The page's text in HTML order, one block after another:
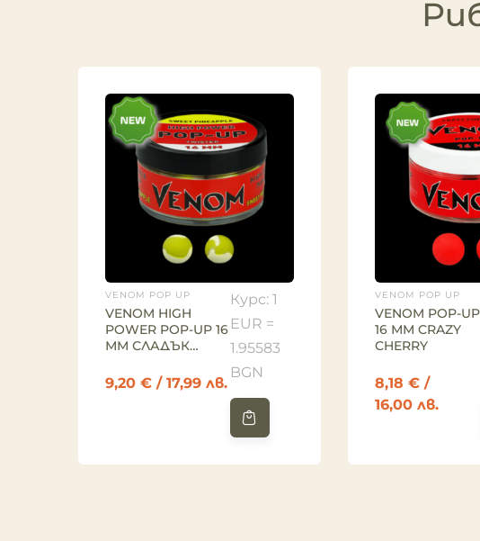
VENOM POP UP
VENOM HIGH
POWER POP-UP 16
ММ СЛАДЪК
9,20 € / 17,99 лв.
Курс: 1
EUR =
1.95583
BGN
VENOM POP UP
VENOM POP-UP
16 ММ CRAZY
CHERRY
8,18 € /
16,00 лв.